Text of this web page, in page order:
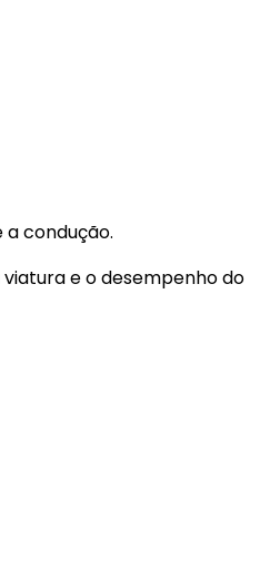
condução.
e o desempenho do